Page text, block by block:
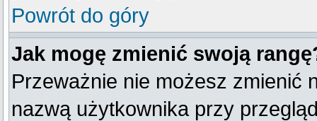
Powrót do góry
Jak mogę zmienić swoją
Przeważnie nie możesz zmienić
nazwą użytkownika przy